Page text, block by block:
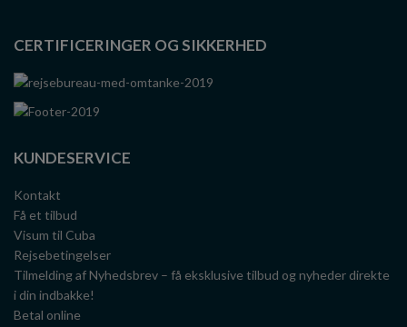
CERTIFICERINGER OG SIKKERHED
KUNDESERVICE
Kontakt
Få et tilbud
Visum til Cuba
Rejsebetingelser
Tilmelding af Nyhedsbrev – få eksklusive tilbud og nyheder direkte
i din indbakke!
Betal online